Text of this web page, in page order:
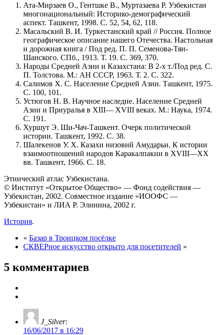
Ата-Мирзаев О., Гентшке В., Муртазаева Р. Узбекистан
многонациональный: Историко-демографический
аспект. Ташкент, 1998. С. 52, 54, 62, 118.
Масальский В. И. Туркестанский край // Россия. Полное
географическое описание нашего Отечества. Настольная
и дорожная книга / Под ред. П. П. Семенова-Тян-
Шанского. СПб., 1913. Т. 19. С. 369, 370.
Народы Средней Азии и Казахстана: В 2-х т./Под ред. С.
П. Толстова. М.: АН СССР, 1963. Т. 2. С. 322.
Салимов X. С. Население Средней Азии. Ташкент, 1975.
С. 100, 101.
Устюгов Н. В. Научное наследие. Население Средней
Азии и Приуралья в XIII— XVIII веках. М.: Наука, 1974.
С. 191.
Хуршут Э. Ши-Чач-Ташкент. Очерк политической
истории. Ташкент, 1992. С. 38.
Шалекенов У. X. Казахи низовий Амударьи. К истории
взаимоотношений народов Каракалпакии в XVIII—XX
вв. Ташкент, 1966. С. 18.
Этнический атлас Узбекистана.
© Институт «Открытое Общество» — Фонд содействия —
Узбекистан, 2002. Совместное издание «ИООФС —
Узбекистан» и ЛИА Р. Элинина, 2002 г.
История.
« Базар в Троицком посёлке
СКВЕРное искусство открыто для посетителей »
5 комментариев
J_Silver:
16/06/2017 в 16:29